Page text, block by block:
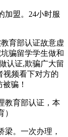
盟。24小时服
育部认证故意虚
骗留学学生做和
认证,欺骗广大留
视频看下对方的
骗！
教育部认证，本
。一次办理，